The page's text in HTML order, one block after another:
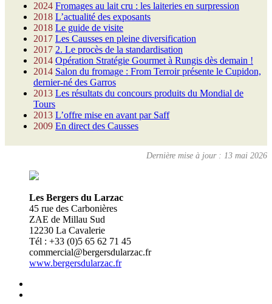
2024 Fromages au lait cru : les laiteries en surpression
2018 L’actualité des exposants
2018 Le guide de visite
2017 Les Causses en pleine diversification
2017 2. Le procès de la standardisation
2014 Opération Stratégie Gourmet à Rungis dès demain !
2014 Salon du fromage : From Terroir présente le Cupidon,
dernier-né des Garros
2013 Les résultats du concours produits du Mondial de
Tours
2013 L’offre mise en avant par Saff
2009 En direct des Causses
Dernière mise à jour : 13 mai 2026
Les Bergers du Larzac
45 rue des Carbonières
ZAE de Millau Sud
12230 La Cavalerie
Tél : +33 (0)5 65 62 71 45
commercial@bergersdularzac.fr
www.bergersdularzac.fr